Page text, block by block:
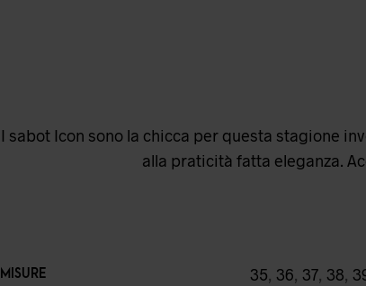
I sabot Icon sono la chicca per questa stagione
alla praticità fatta eleganza.
MISURE 35, 36, 37, 38,